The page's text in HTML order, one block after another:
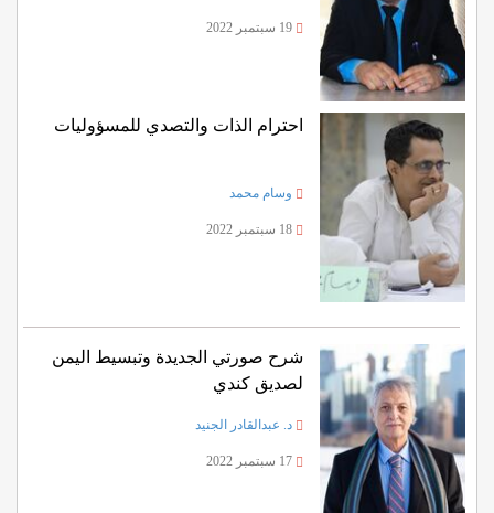
احترام الذات والتصدي للمسؤوليات
وسام محمد
شرح صورتي الجديدة وتبسيط اليمن
لصديق كندي
د. عبدالقادر الجنيد